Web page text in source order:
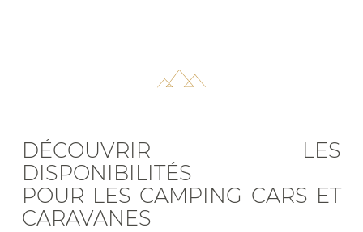
DÉCOUVRIR LES
DISPONIBILITÉS
POUR LES CAMPING CARS ET
CARAVANES